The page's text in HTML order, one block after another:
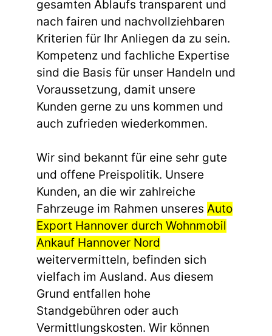
gesamten Ablaufs transparent und
nach fairen und nachvollziehbaren
Kriterien für Ihr Anliegen da zu sein.
Kompetenz und fachliche Expertise
sind die Basis für unser Handeln und
Voraussetzung, damit unsere
Kunden gerne zu uns kommen und
auch zufrieden wiederkommen.
Wir sind bekannt für eine sehr gute
und offene Preispolitik. Unsere
Kunden, an die wir zahlreiche
Fahrzeuge im Rahmen unseres Auto
Export Hannover durch Wohnmobil
Ankauf Hannover Nord
weitervermitteln, befinden sich
vielfach im Ausland. Aus diesem
Grund entfallen hohe
Standgebühren oder auch
Vermittlungskosten. Wir können